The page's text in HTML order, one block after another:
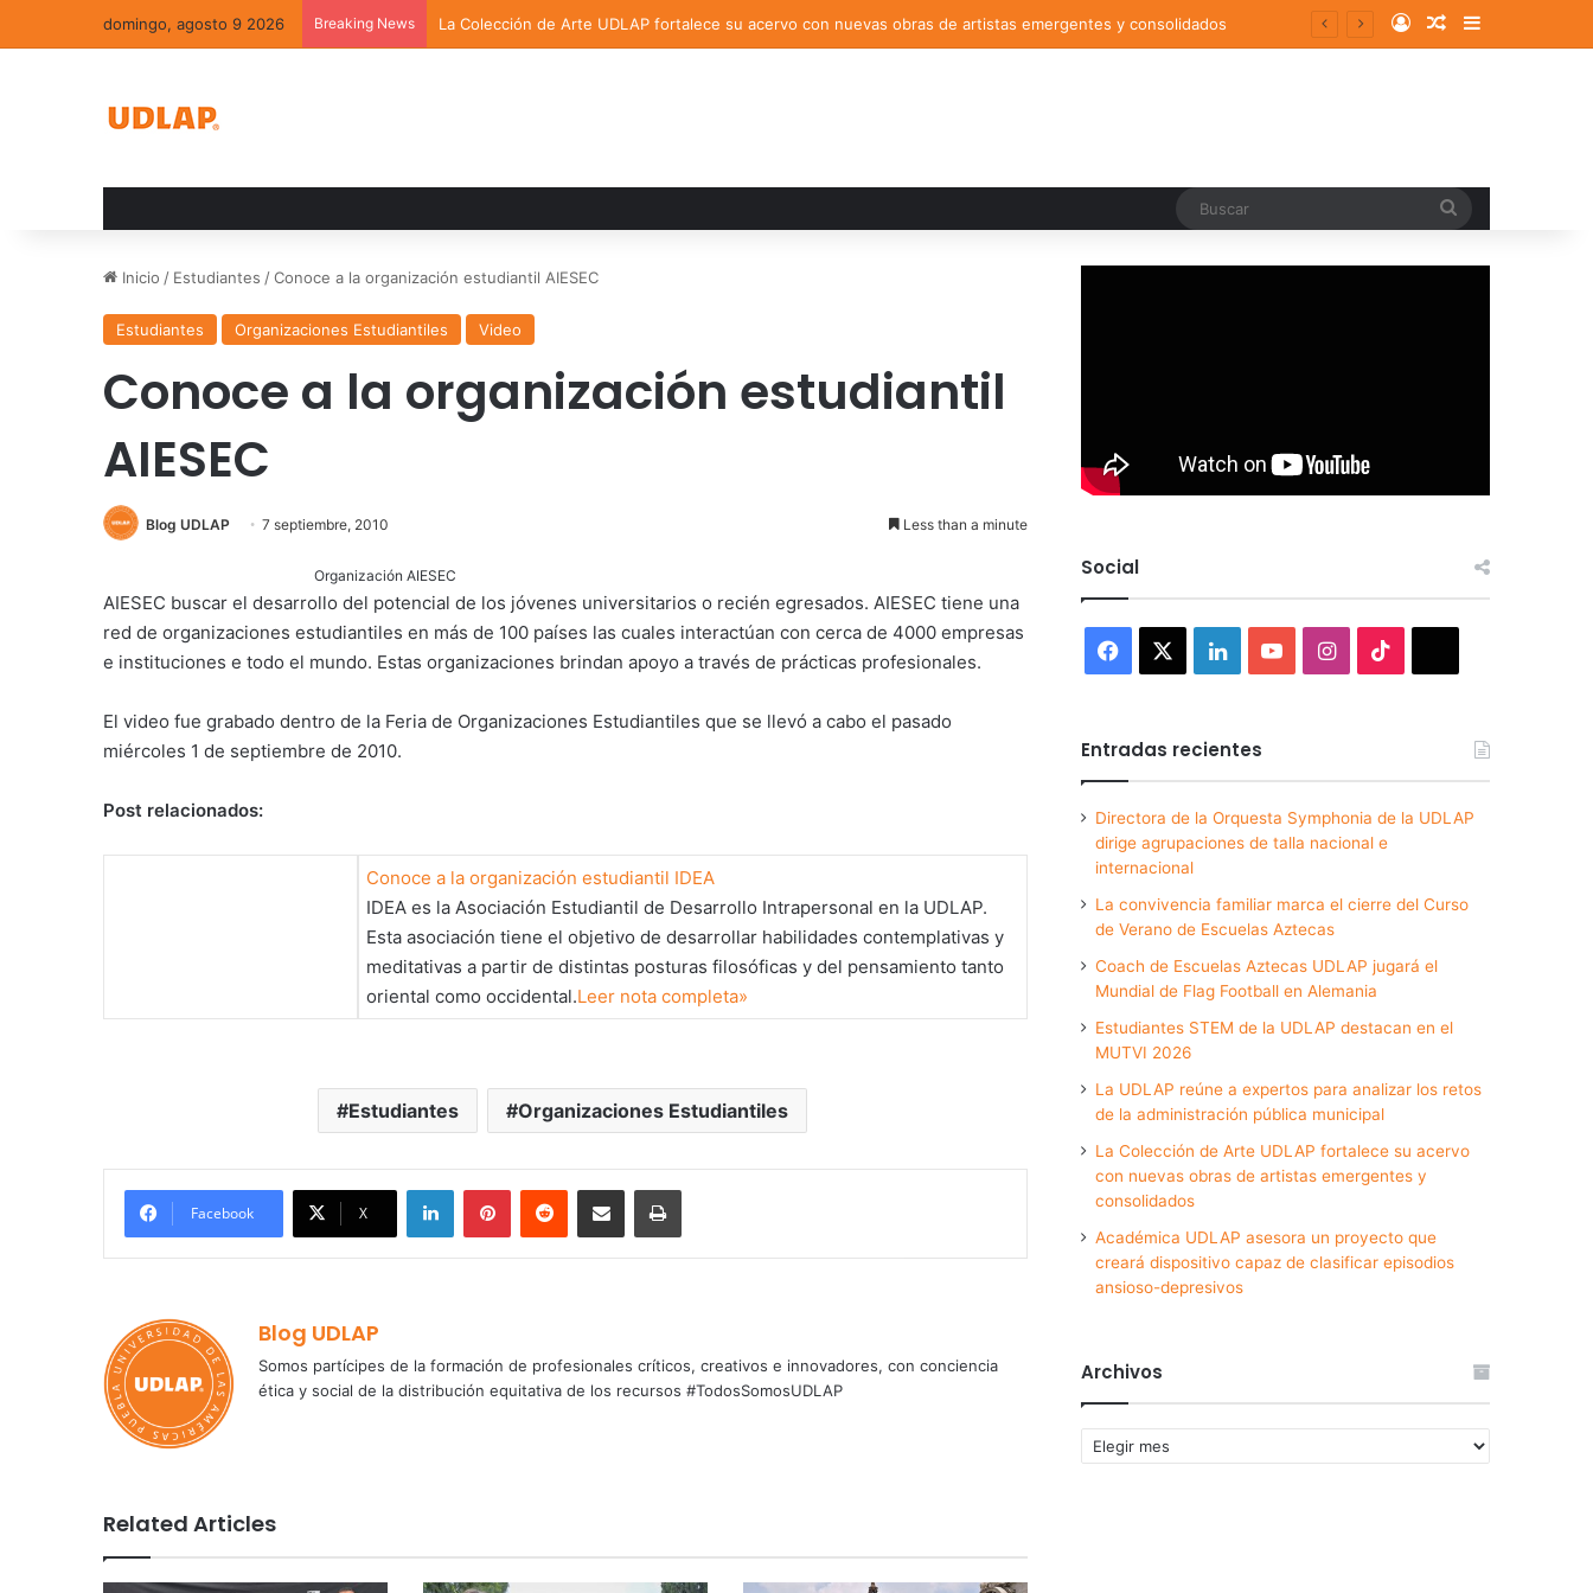
domingo, agosto 9 2026 Breaking News La Colección de Arte UDLAP fortalece su acervo con nuevas obras de artistas emergentes y consolidados Log InRandom Article
Sidebar
Inicio / Estudiantes /Conoce a la organización estudiantil AIESEC
Estudiantes Organizaciones Estudiantiles Video
Conoce a la organización estudiantil
AIESEC
Blog UDLAP 7 septiembre, 2010 Less than a minute
Organización AIESEC
AIESEC buscar el desarrollo del potencial de los jóvenes universitarios o recién egresados. AIESEC tiene una
red de organizaciones estudiantiles en más de 100 países las cuales interactúan con cerca de 4000 empresas
e instituciones e todo el mundo. Estas organizaciones brindan apoyo a través de prácticas profesionales.
El video fue grabado dentro de la Feria de Organizaciones Estudiantiles que se llevó a cabo el pasado
miércoles 1 de septiembre de 2010.
Post relacionados:
Conoce a la organización estudiantil IDEA
IDEA es la Asociación Estudiantil de Desarrollo Intrapersonal en la UDLAP.
Esta asociación tiene el objetivo de desarrollar habilidades contemplativas y
meditativas a partir de distintas posturas filosóficas y del pensamiento tanto
oriental como occidental.Leer nota completa»
Estudiantes Organizaciones Estudiantiles
Facebook X
LinkedInPinterestReddit Share via Email Print
Blog UDLAP
Somos partícipes de la formación de profesionales críticos, creativos e innovadores, con conciencia
ética y social de la distribución equitativa de los recursos #TodosSomosUDLAP
Related Articles
Social
Facebook LinkedInYouTubeInstagram
Entradas recientes
Directora de la Orquesta Symphonia de la UDLAP
dirige agrupaciones de talla nacional e
internacional
La convivencia familiar marca el cierre del Curso
de Verano de Escuelas Aztecas
Coach de Escuelas Aztecas UDLAP jugará el
Mundial de Flag Football en Alemania
Estudiantes STEM de la UDLAP destacan en el
MUTVI 2026
La UDLAP reúne a expertos para analizar los retos
de la administración pública municipal
La Colección de Arte UDLAP fortalece su acervo
con nuevas obras de artistas emergentes y
consolidados
Académica UDLAP asesora un proyecto que
creará dispositivo capaz de clasificar episodios
ansioso-depresivos
Archivos
Archivos